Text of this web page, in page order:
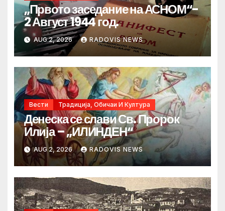
„Првото заседание на АСНОМ“-
2 Август 1944 год.
AUG 2, 2026 RADOVIS NEWS
Вести Традиција, Обичаи И Култура
Денеска се слави Св. Пророк
Илија – „ИЛИНДЕН“
AUG 2, 2026 RADOVIS NEWS